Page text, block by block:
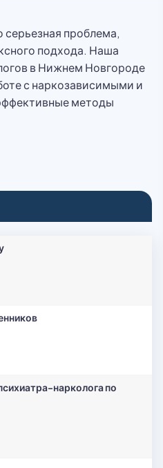
проблема,
подхода. Наша
в Нижнем Новгороде
с наркозависимыми и
методы
нарколога по